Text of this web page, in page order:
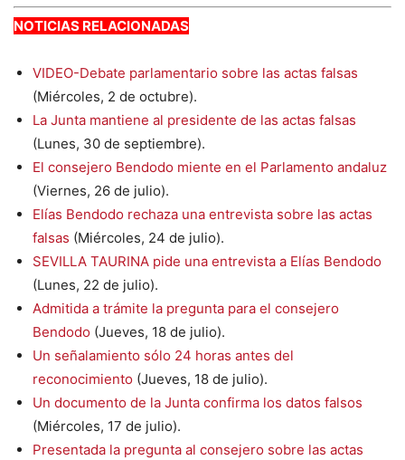
NOTICIAS RELACIONADAS
VIDEO-Debate parlamentario sobre las actas falsas
(Miércoles, 2 de octubre).
La Junta mantiene al presidente de las actas falsas
(Lunes, 30 de septiembre).
El consejero Bendodo miente en el Parlamento andaluz
(Viernes, 26 de julio).
Elías Bendodo rechaza una entrevista sobre las actas
falsas (Miércoles, 24 de julio).
SEVILLA TAURINA pide una entrevista a Elías Bendodo
(Lunes, 22 de julio).
Admitida a trámite la pregunta para el consejero
Bendodo (Jueves, 18 de julio).
Un señalamiento sólo 24 horas antes del
reconocimiento (Jueves, 18 de julio).
Un documento de la Junta confirma los datos falsos
(Miércoles, 17 de julio).
Presentada la pregunta al consejero sobre las actas